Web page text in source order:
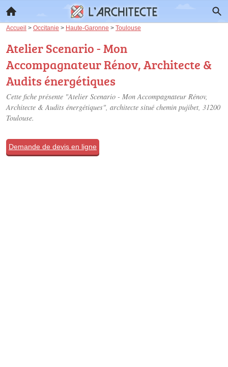
Accueil > Occitanie > Haute-Garonne > Toulouse
Atelier Scenario - Mon
Accompagnateur Rénov, Architecte &
Audits énergétiques
Cette fiche présente "Atelier Scenario - Mon Accompagnateur Rénov,
Architecte & Audits énergétiques", architecte situé chemin pujibet, 31200
Toulouse.
Demande de devis en ligne